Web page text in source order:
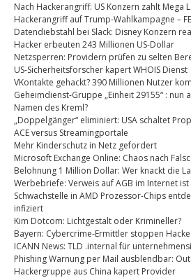
Nach Hackerangriff: US Konzern zahlt Mega
Hackerangriff auf Trump-Wahlkampagne –
Datendiebstahl bei Slack: Disney Konzern
Hacker erbeuten 243 Millionen US-Dollar
Netzsperren: Providern prüfen zu selten
US-Sicherheitsforscher kapert WHOIS Dienst
VKontakte gehackt? 390 Millionen Nutzer
Geheimdienst-Gruppe „Einheit 29155“ : nun
Namen des Kreml?
„Doppelgänger“ eliminiert: USA schaltet
ACE versus Streamingportale
Mehr Kinderschutz in Netz gefordert
Microsoft Exchange Online: Chaos nach
Belohnung 1 Million Dollar: Wer knackt die
Werbebriefe: Verweis auf AGB im Internet
Schwachstelle in AMD Prozessor-Chips
infiziert
Kim Dotcom: Lichtgestalt oder Krimineller?
Bayern: Cybercrime-Ermittler stoppen
ICANN News: TLD .internal für
Phishing Warnung per Mail ausblendbar:
Hackergruppe aus China kapert Provider